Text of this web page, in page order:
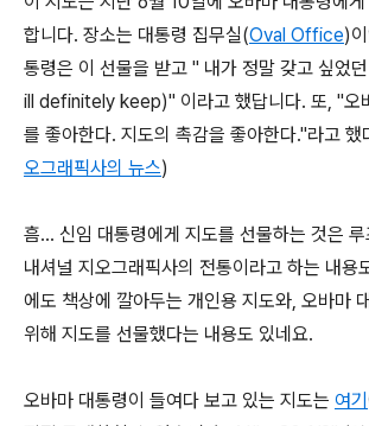
합니다. 장소는 대통령 집무실(Oval Office)
통령은 이 선물을 받고 " 내가 정말 갖고 싶었
ill definitely keep)" 이라고 했답니다. 또, "오
를 좋아한다. 지도의 촉감을 좋아한다."라고 했
오그래픽사의 뉴스)
흠... 신임 대통령에게 지도를 선물하는 것은
내셔널 지오그래픽사의 전통이라고 하는 내용
에도 책상에 깔아두는 개인용 지도와, 오바마
위해 지도를 선물했다는 내용도 있네요.
오바마 대통령이 들여다 보고 있는 지도는 여기